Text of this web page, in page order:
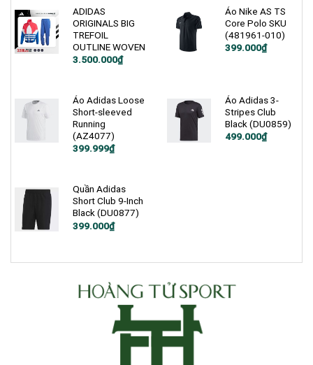
699.000₫.
ADIDAS
ORIGINALS BIG
TREFOIL
OUTLINE WOVEN
Giá
3.500.000₫
Giá
3.500.000₫.
Áo Nike AS TS
Core Polo SKU
(481961-010)
Giá
399.000₫
Giá
Áo Adidas Loose
Short-sleeved
Running
(AZ4077)
Giá
399.999₫
Giá
399.999₫.
Áo Adidas 3-
Stripes Club
Black (DU0859)
Giá
499.000₫
Giá
Quần Adidas
Short Club 9-Inch
Black (DU0877)
Giá
399.000₫
Giá
399.000₫.